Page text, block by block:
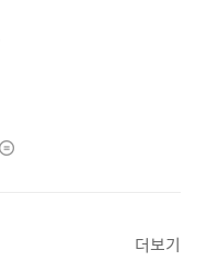
더보기